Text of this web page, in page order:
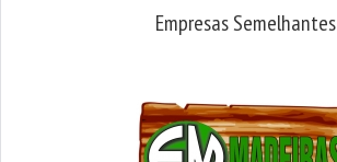
Empresas Semelhantes